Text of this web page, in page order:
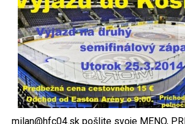
milan@hfc04.sk pošlite svoje MENO,